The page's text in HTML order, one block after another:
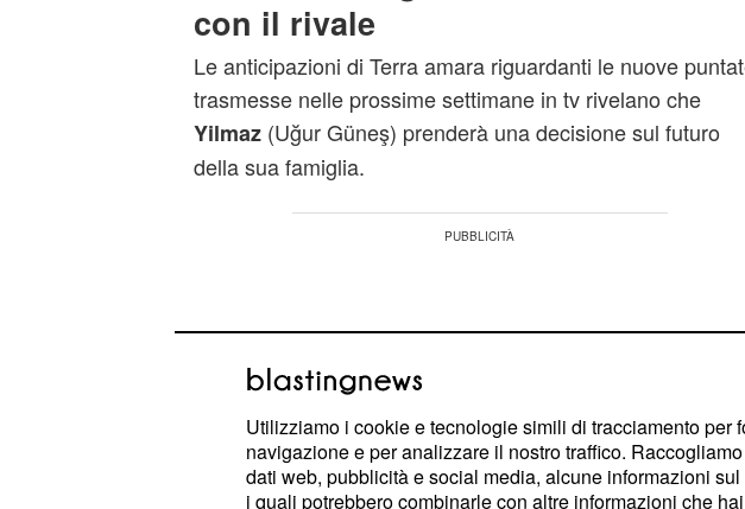
con il rivale
Le anticipazioni di Terra amara riguardanti le nuove
trasmesse nelle prossime settimane in tv rivelano che
Yilmaz (Uğur Güneş) prenderà una decisione sul futuro
della sua famiglia.
Utilizziamo i cookie e tecnologie simili di tracciamento
navigazione e per analizzare il nostro traffico.
dati web, pubblicità e social media, alcune informazioni
i quali potrebbero combinarle con altre informazioni che